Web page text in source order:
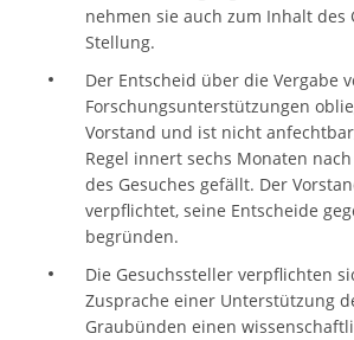
nehmen sie auch zum Inhalt des
Stellung.
Der Entscheid über die Vergabe
Forschungsunterstützungen
Vorstand und ist nicht
Regel innert sechs Monaten
des Gesuches gefällt. Der
verpflichtet, seine Entscheide
begründen.
Die Gesuchssteller verpflichten
Zusprache einer Unterstützung
Graubünden einen